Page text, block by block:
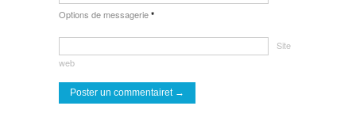
Options de messagerie *
Site
web